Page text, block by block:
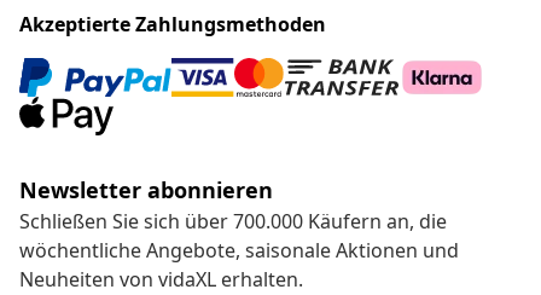
Akzeptierte Zahlungsmethoden
Newsletter abonnieren
Schließen Sie sich über 700.000 Käufern an, die
wöchentliche Angebote, saisonale Aktionen und
Neuheiten von vidaXL erhalten.